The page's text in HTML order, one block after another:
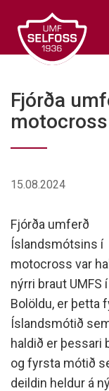
efni
Fjórða
motocross
15.08.2024
Fjórða umferð
Íslandsmótsins í
motocross var
nýrri braut UMFS í
Bolöldu, er þetta
Íslandsmótið
haldið er þessari
og fyrsta mótið
deildin heldur á